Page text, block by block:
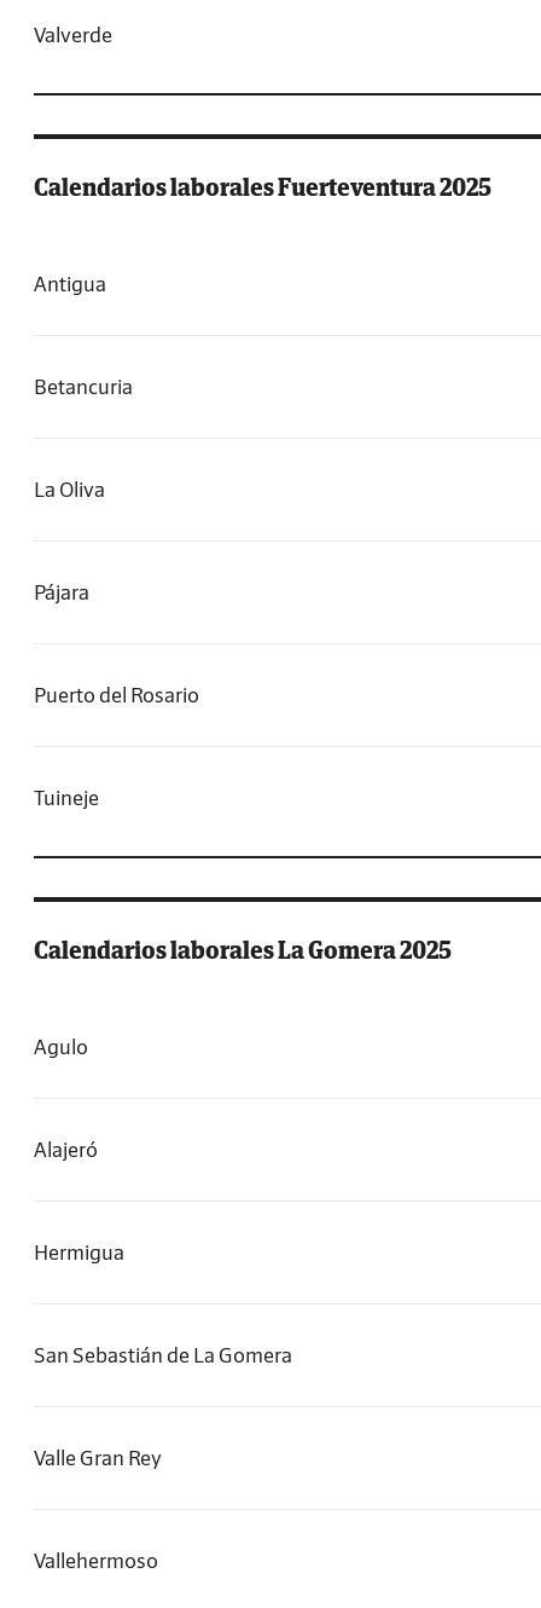
Valverde
Calendarios laborales Fuerteventura 2025
Antigua
Betancuria
La Oliva
Pájara
Puerto del Rosario
Tuineje
Calendarios laborales La Gomera 2025
Agulo
Alajeró
Hermigua
San Sebastián de La Gomera
Valle Gran Rey
Vallehermoso